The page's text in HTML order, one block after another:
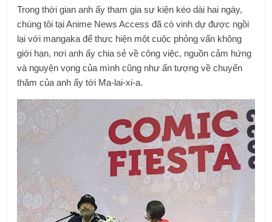
Trong thời gian anh ấy tham gia sự kiện kéo dài hai ngày,
chúng tôi tại Anime News Access đã có vinh dự được ngồi
lại với mangaka để thực hiện một cuộc phỏng vấn không
giới hạn, nơi anh ấy chia sẻ về công việc, nguồn cảm hứng
và nguyện vọng của mình cũng như ấn tượng về chuyến
thăm của anh ấy tới Ma-lai-xi-a.